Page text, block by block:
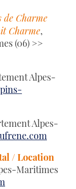
de Charme
Charme,
(06) >>
Alpes-
Alpes-
/ Location
Maritimes